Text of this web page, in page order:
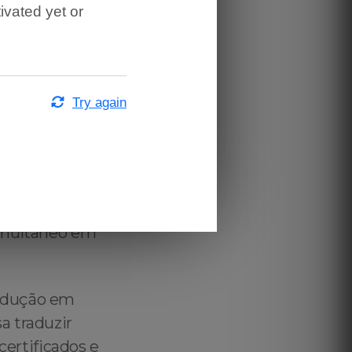
autorizado
↔️ English
Technical
em
in Zellwood - Brazilian Portuguese Translation for US Immigration Purposes in Zellwood – Certified Brazilian Portuguese Translation for US Immigration Purposes in Zellwood - Brazilian Translation Services for US Immigration Purposes in Zellwood – Portuguese Translation Services for US Immigration Purposes in Zellwood – Certified Portuguese Translation for US Immigration Purposes in Zellwood - Portuguese Translation for US Immigration Purposes in Zellwood – Portuguese to English Translation for US Immigration Purposes in Zellwood – Official Portuguese to English Translation for US Immigration Purposes in Zellwood – Certified Portuguese to English Translation for US Immigration Purposes in Zellwood – Brazilian Official Translations for US Immigration Purposes in Zellwood - Brazilian Employment Verification Translation for US Immigration Purposes in Zellwood – Brazilian Public Deed Translation for US Immigration Purposes in Zellwood – Brazilian Financial Statements Translation for US Immigration Purposes in Zellwood – Brazilian Checking Account Statement Translation for US Immigration Purposes in Zellwood - Brazilian Savings Account Statement Translation for US Immigration Purposes in Zellwood - Brazilian Investment Account Statement Translation for US Immigration Purposes in Zellwood - Brazilia
yet or
Try again